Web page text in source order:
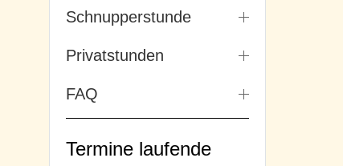
Schnupperstunde
Privatstunden
FAQ
Termine laufende